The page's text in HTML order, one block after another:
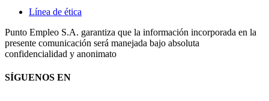
Línea de ética
Punto Empleo S.A. garantiza que la información incorporada en la
presente comunicación será manejada bajo absoluta
confidencialidad y anonimato
SÍGUENOS EN